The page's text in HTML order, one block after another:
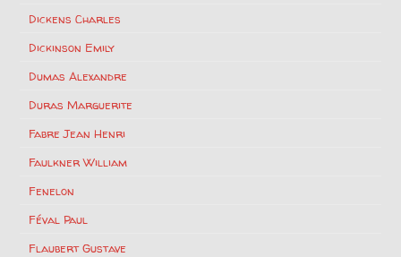
Dickens Charles
Dickinson Emily
Dumas Alexandre
Duras Marguerite
Fabre Jean Henri
Faulkner William
Fenelon
Féval Paul
Flaubert Gustave